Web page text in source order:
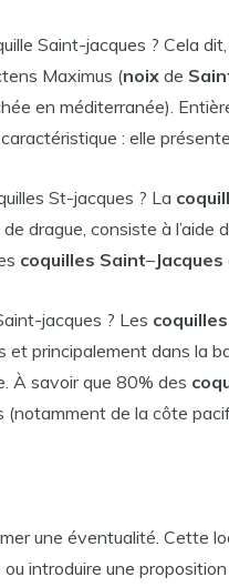
Saint-jacques ? Cela
Maximus (noixde
en méditerranée).
caractéristique : elle
St-jacques ? La
drague, consiste à l’aide
coquilles Saint–Jacques
jacques ? Les
et principalement dans la
À savoir que 80% des
de la côte
une éventualité. Cette
introduire une